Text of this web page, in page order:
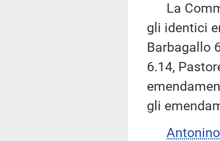
La
gli identici
Barbagallo
6.14,
gli